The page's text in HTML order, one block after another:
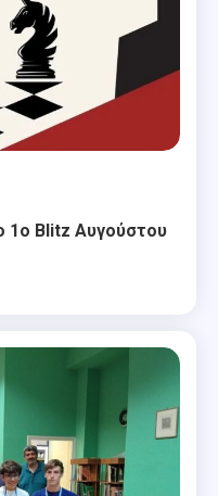
1ο Blitz Αυγούστου